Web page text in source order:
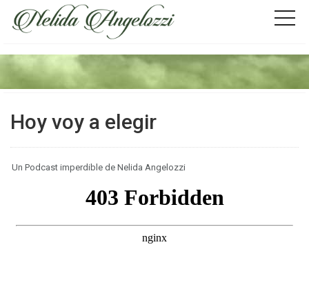
Hoy voy a elegir
Un Podcast imperdible de Nelida Angelozzi